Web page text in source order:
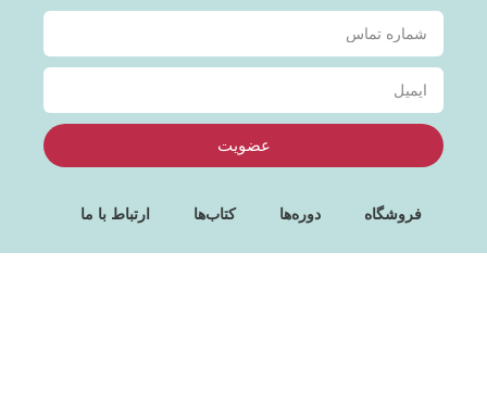
عضویت
فروشگاه دوره‌ها کتاب‌ها ارتباط با ما